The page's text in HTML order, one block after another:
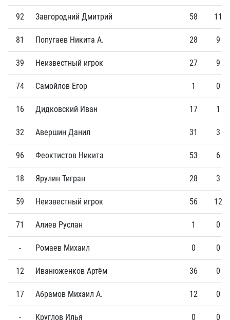
92 Завгородний Дмитрий 58 11
81 Попугаев Никита А. 28 9
39 Неизвестный игрок 27 9
74 Самойлов Егор 1 0
16 Дидковский Иван 17 1
32 Авершин Данил 31 3
96 Феоктистов Никита 53 6
18 Ярулин Тигран 28 3
59 Неизвестный игрок 56 12
71 Алиев Руслан 1 0
- Ромаев Михаил 0 0
12 Иванюженков Артём 36 0
17 Абрамов Михаил А. 12 0
- Круглов Илья 0 0